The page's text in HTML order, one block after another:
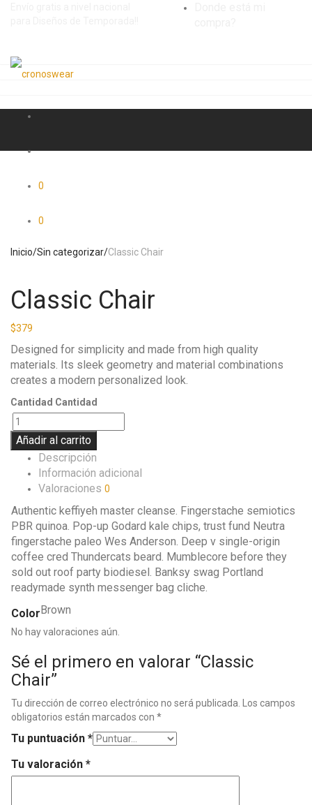
0
0
Inicio/Sin categorizar/Classic Chair
Classic Chair
$379
Designed for simplicity and made from high quality
materials. Its sleek geometry and material combinations
creates a modern personalized look.
Cantidad Cantidad
Añadir al carrito
Descripción
Información adicional
Valoraciones 0
Authentic keffiyeh master cleanse. Fingerstache semiotics
PBR quinoa. Pop-up Godard kale chips, trust fund Neutra
fingerstache paleo Wes Anderson. Deep v single-origin
coffee cred Thundercats beard. Mumblecore before they
sold out roof party biodiesel. Banksy swag Portland
readymade synth messenger bag cliche.
Color Brown
No hay valoraciones aún.
Sé el primero en valorar “Classic
Chair”
Tu dirección de correo electrónico no será publicada. Los campos
obligatorios están marcados con *
Tu puntuación *
Tu valoración *